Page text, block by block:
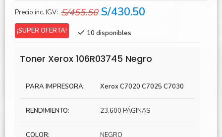
Precio inc. IGV: S/455.50 El
original
S/455.50.
S/430.50
S/430.50.
¡SUPER OFERTA! 10 disponibles
Toner Xerox 106R03745 Negro
PARA IMPRESORA: Xerox C7020 C7025 C7030
RENDIMIENTO: 23,600 PÁGINAS
COLOR: NEGRO